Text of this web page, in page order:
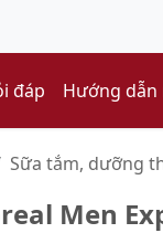
đáp Hướng dẫn
Sữa tắm, dưỡng
Men